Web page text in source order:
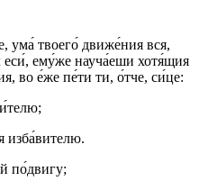
ума́ твоего́ движе́ния вся,
еси́, ему́же науча́еши хотя́щия
во е́же пе́ти ти, о́тче, си́це:
изба́вителю.
по́двигу;